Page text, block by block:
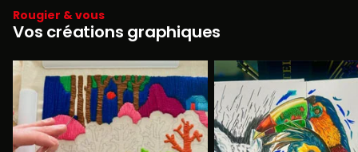
Rougier & vous
Vos créations graphiques